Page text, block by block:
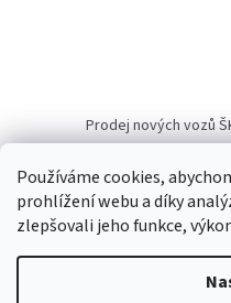
Používáme cookies,
prohlížení webu a díky
zlepšovali jeho funkce,
Prodej nových vozů